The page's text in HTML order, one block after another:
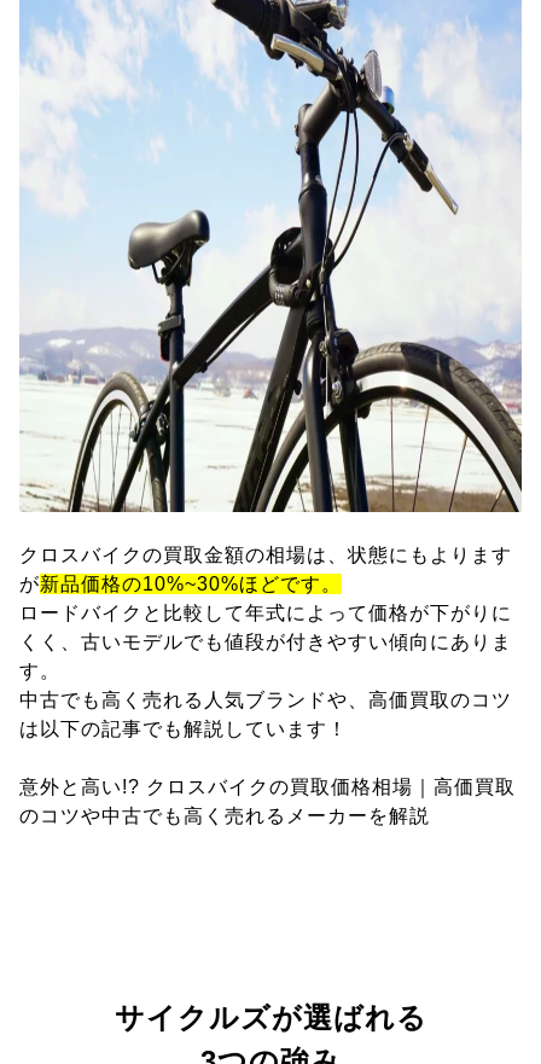
クロスバイクの買取金額の相場は、状態にもよります
が新品価格の10%~30%ほどです。
ロードバイクと比較して年式によって価格が下がりに
くく、古いモデルでも値段が付きやすい傾向にありま
す。
中古でも高く売れる人気ブランドや、高価買取のコツ
は以下の記事でも解説しています！
意外と高い!? クロスバイクの買取価格相場｜高価買取
のコツや中古でも高く売れるメーカーを解説
サイクルズが選ばれる